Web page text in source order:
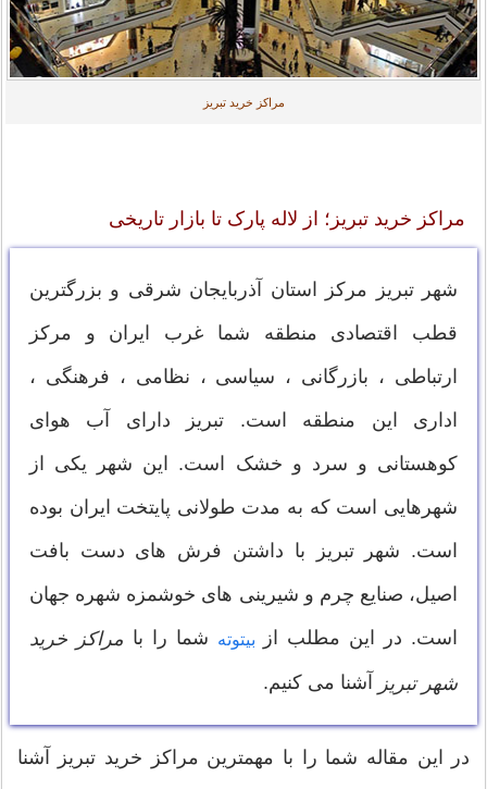
مراکز خرید تبریز
مراکز خرید تبریز؛ از لاله پارک تا بازار تاریخی
شهر تبریز مرکز استان آذربایجان شرقی و بزرگترین
قطب اقتصادی منطقه شما غرب ایران و مرکز
ارتباطی ، بازرگانی ، سیاسی ، نظامی ، فرهنگی ،
اداری این منطقه است. تبریز دارای آب هوای
کوهستانی و سرد و خشک است. این شهر یکی از
شهرهایی است که به مدت طولانی پایتخت ایران بوده
است. شهر تبریز با داشتن فرش های دست بافت
اصیل، صنایع چرم و شیرینی های خوشمزه شهره جهان
است. در این مطلب از
بیتوته شما را با مراکز خرید
شهر تبریز آشنا می کنیم.
در این مقاله شما را با مهمترین مراکز خرید تبریز آشنا